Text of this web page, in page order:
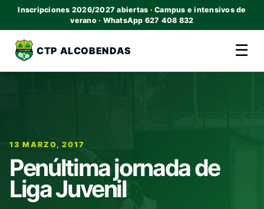
Inscripciones 2026/2027 abiertas · Campus e intensivos de
verano · WhatsApp 627 408 832
CTP ALCOBENDAS ☰
13 MARZO, 2017
Penúltima jornada de
Liga Juvenil